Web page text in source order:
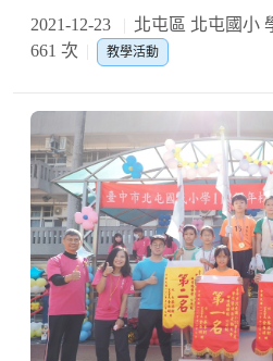
2021-12-23 北屯區 北屯國小
661 次
教學活動